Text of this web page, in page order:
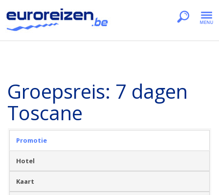
Groepsreis: 7 dagen
Toscane
Promotie
Hotel
Kaart